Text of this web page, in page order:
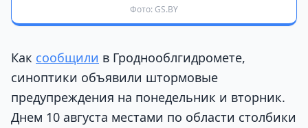
Фото: GS.BY
Как сообщили в Гроднооблгидромете,
синоптики объявили штормовые
предупреждения на понедельник и вторник.
Днем 10 августа местами по области столбики